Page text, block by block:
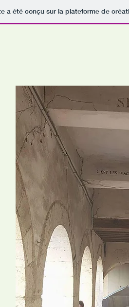
a été conçu sur la plateforme de